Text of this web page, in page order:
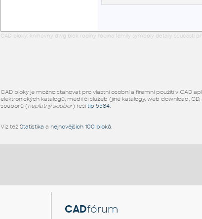
CAD bloky: knihovny dwg blok rodiny rodina family symboly detaily součásti
CAD bloky je možno stahovat pro vlastní osobní a firemní použití v CAD
elektronických katalogů, médií či služeb (jiné katalogy, web download, CD,
souborů (neplatný soubor) řešítip 5584.
Viz též Statistika a nejnovějších 100 bloků.
CADfórum